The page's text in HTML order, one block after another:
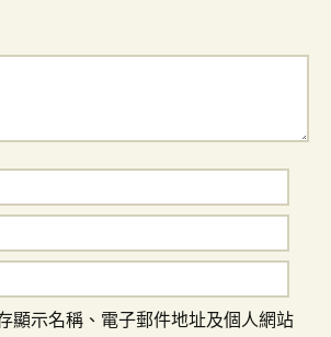
顯示名稱、電子郵件地址及個人網站